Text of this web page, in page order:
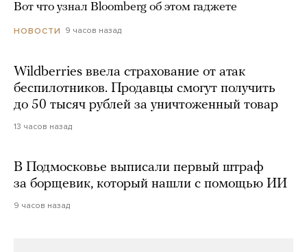
Вот что узнал Bloomberg об этом гаджете
НОВОСТИ 9 часов назад
Wildberries ввела страхование от атак
беспилотников. Продавцы смогут получить
до 50 тысяч рублей за уничтоженный товар
13 часов назад
В Подмосковье выписали первый штраф
за борщевик, который нашли с помощью ИИ
9 часов назад